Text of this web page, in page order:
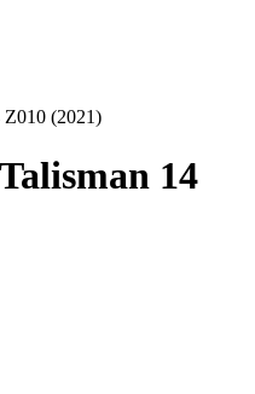
Z010 (2021)
14